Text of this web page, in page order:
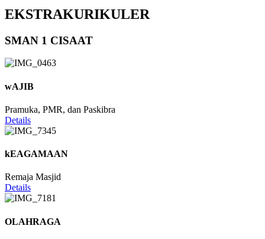
EKSTRAKURIKULER
SMAN 1 CISAAT
wAJIB
Pramuka, PMR, dan Paskibra
Details
kEAGAMAAN
Remaja Masjid
Details
OLAHRAGA